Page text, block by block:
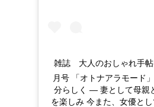
雑誌 大人のおしゃれ手帖
月号 「オトナアラモード
分らしく ― 妻として母親
を楽しみ 今また、女優と